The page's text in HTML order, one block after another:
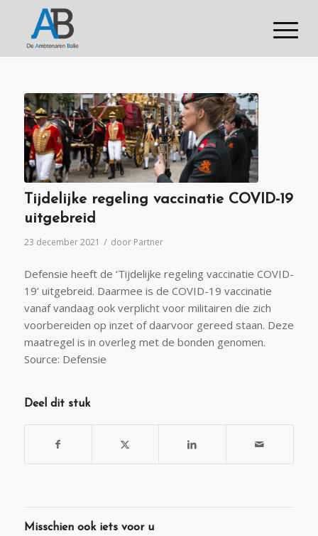
Tijdelijke regeling vaccinatie COVID-19
uitgebreid
23 december 2021 / door Partner
Defensie heeft de ‘Tijdelijke regeling vaccinatie COVID-
19’ uitgebreid. Daarmee is de COVID-19 vaccinatie
vanaf vandaag ook verplicht voor militairen die zich
voorbereiden op inzet of daarvoor gereed staan. Deze
maatregel is in overleg met de bonden genomen.
Source: Defensie
Deel dit stuk
Misschien ook iets voor u